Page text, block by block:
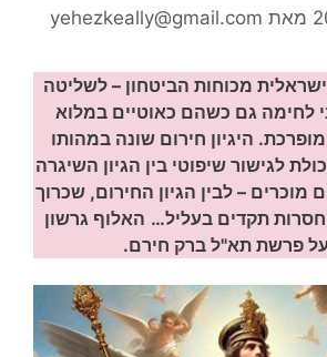
מאת yehezkeally@gmail.com
מכוחות הביטחון – לשליטה
לחימה גם כשהם כאוטיים במלוא
היגיון חירום שונה במהותו
לגישור שיפוטי בין הגיון השיגרה
מוכרים – לבין הגיון החירום, שכרוך
חסרות תקדים בעליל… האלוף גרשון
פרשת תא"ל ברק חירם.